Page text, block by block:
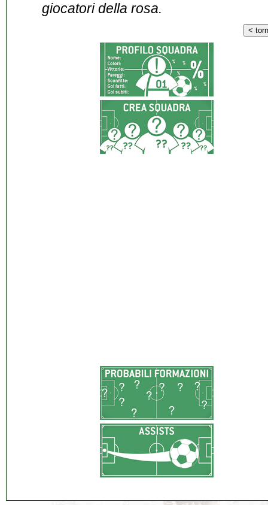
giocatori della rosa.